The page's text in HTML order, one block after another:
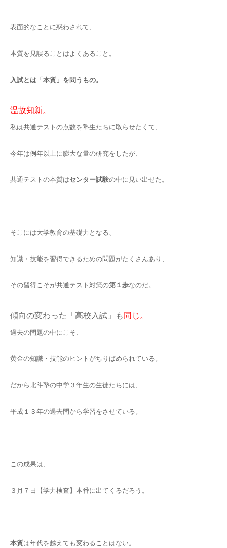
表面的なことに惑わされて、
本質を見誤ることはよくあること。
入試とは「本質」を問うもの。
温故知新。
私は共通テストの点数を塾生たちに取らせたくて、
今年は例年以上に膨大な量の研究をしたが、
共通テストの本質はセンター試験の中に見い出せた。
そこには大学教育の基礎力となる、
知識・技能を習得できるための問題がたくさんあり、
その習得こそが共通テスト対策の第１歩なのだ。
傾向の変わった「高校入試」も 同じ。
過去の問題の中にこそ、
黄金の知識・技能のヒントがちりばめられている。
だから北斗塾の中学３年生の生徒たちには、
平成１３年の過去問から学習をさせている。
この成果は、
３月７日【学力検査】本番に出てくるだろう。
本質は年代を越えても変わることはない。